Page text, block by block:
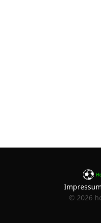
Impressum
© 2026